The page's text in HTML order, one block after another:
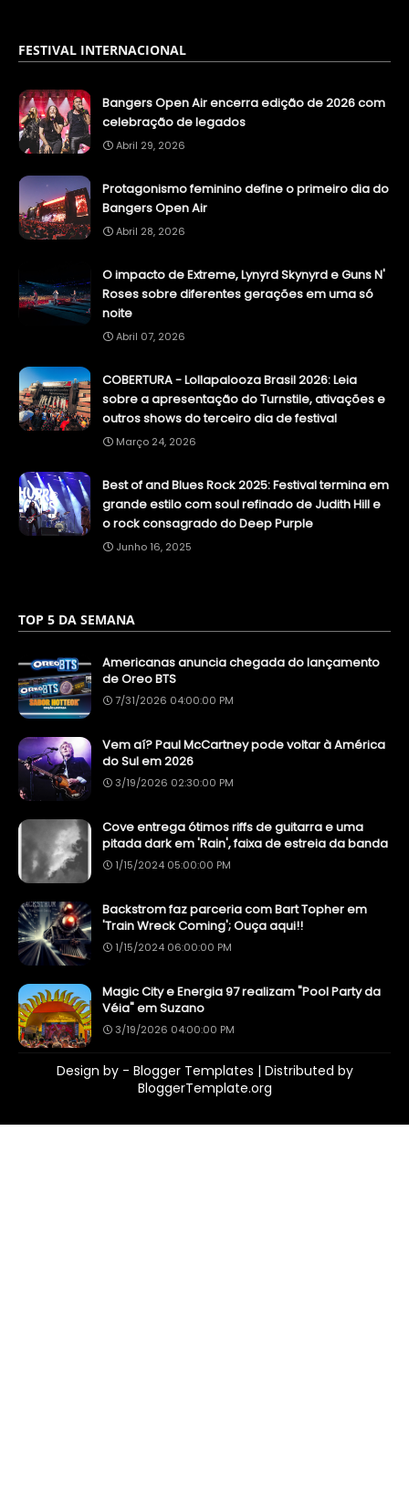
FESTIVAL INTERNACIONAL
Bangers Open Air encerra edição de 2026 com
celebração de legados
Abril 29, 2026
Protagonismo feminino define o primeiro dia do
Bangers Open Air
Abril 28, 2026
O impacto de Extreme, Lynyrd Skynyrd e Guns N'
Roses sobre diferentes gerações em uma só
noite
Abril 07, 2026
COBERTURA - Lollapalooza Brasil 2026: Leia
sobre a apresentação do Turnstile, ativações e
outros shows do terceiro dia de festival
Março 24, 2026
Best of and Blues Rock 2025: Festival termina em
grande estilo com soul refinado de Judith Hill e
o rock consagrado do Deep Purple
Junho 16, 2025
TOP 5 DA SEMANA
Americanas anuncia chegada do lançamento
de Oreo BTS
7/31/2026 04:00:00 PM
Vem aí? Paul McCartney pode voltar à América
do Sul em 2026
3/19/2026 02:30:00 PM
Cove entrega ótimos riffs de guitarra e uma
pitada dark em 'Rain', faixa de estreia da banda
1/15/2024 05:00:00 PM
Backstrom faz parceria com Bart Topher em
'Train Wreck Coming'; Ouça aqui!!
1/15/2024 06:00:00 PM
Magic City e Energia 97 realizam "Pool Party da
Véia" em Suzano
3/19/2026 04:00:00 PM
Design by - Blogger Templates | Distributed by
BloggerTemplate.org